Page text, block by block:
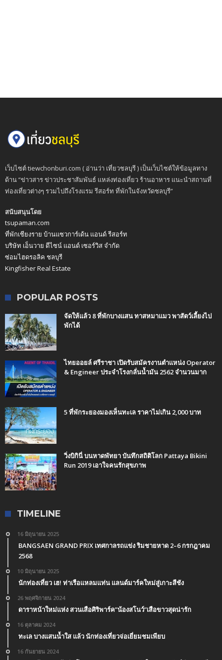
เว็บไซต์ tiewchonburi.com ( อ่านว่า เที่ยวชลบุรี ) เป็นเว็บไซต์ให้ข้อมูลทาง
ด้าน “ข่าวสาร ข่าวประชาสัมพันธ์ แหล่งท่องเที่ยว ร้านอาหาร แนะนำสถานที่
ท่องเที่ยวต่างๆ รวมไปถึงโรงแรม รีสอร์ท ที่พักในจังหวัดชลบุรี”
สนับสนุนโดย
tsupaman.com
ที่พักเชียงราย บ้านแซวการ์เด้น แอนด์ รีสอร์ท
บริษัท เอ็นวาย ดีไซน์ แอนด์ เซอร์วิส จำกัด
ซ่อมไฮดรอลิค ชลบุรี
Kingfisher Real Estate
POPULAR POSTS
จัดให้แล้ว 8 ที่พักบางแสน ทาสหมาแมว พาสัตว์เลี้ยงไป
พักได้
ไทยออยล์ ศรีราชา เปิดรับสมัครงานตำแหน่ง Operator
& Engineer ประจำโรงกลั่นน้ำมัน 2562 จำนวนมาก
5 ที่พักระยองมองเห็นทะเล ราคาไม่เกิน 2,000 บาท
วิ่งบิกินี่ บนหาดพัทยา บันทึกสถิติโลก Pattaya Bikini
Run 2019 เอาใจคนรักสุขภาพ
TIMELINE
16 มิถุนายน 2025
BANGSAEN GRAND PRIX เทศกาลรถแข่ง ริมชายหาด 2–6 กรกฎาคม
2568
10 มิถุนายน 2025
นักท่องเที่ยว เฮ! ท่าเรือแหลมแท่น แลนด์มาร์คใหม่สู่เกาะสีชัง
26 พฤศจิกายน 2024
ดาราหน้าใหม่แห่ง สวนเสือศิริพาร์ค”น้องสโนว์”เสือขาวสุดน่ารัก
16 ตุลาคม 2024
ทะเล บางแสนน้ำใส แล้ว นักท่องเที่ยวจ่อเยี่ยมชมเพียบ
16 กันยายน 2024